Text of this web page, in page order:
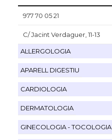
977 70 05 21
C/ Jacint Verdaguer, 11-13
AL·LERGOLOGIA
APARELL DIGESTIU
CARDIOLOGIA
DERMATOLOGIA
GINECOLOGIA - TOCOLOGIA